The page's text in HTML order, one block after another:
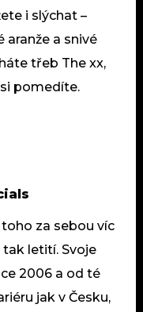
i slýchat –
a snivé
třeb The xx,
si pomedíte.
za sebou víc
letití. Svoje
2006 a od té
jak v Česku,